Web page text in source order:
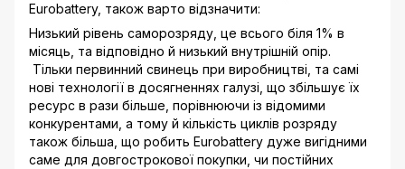
Eurobattery, також варто відзначити:
Низький рівень саморозряду, це всього біля 1% в
місяць, та відповідно й низький внутрішній опір.
Тільки первинний свинець при виробництві, та самі
нові технології в досягненнях галузі, що збільшує їх
ресурс в рази більше, порівнюючи із відомими
конкурентами, а тому й кількість циклів розряду
також більша, що робить Eurobattery дуже вигідними
саме для довгострокової покупки, чи постійних